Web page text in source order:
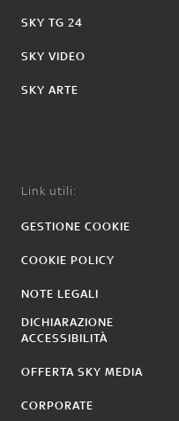
SKY TG 24
SKY VIDEO
SKY ARTE
Link utili:
GESTIONE COOKIE
COOKIE POLICY
NOTE LEGALI
DICHIARAZIONE
ACCESSIBILITÀ
OFFERTA SKY MEDIA
CORPORATE